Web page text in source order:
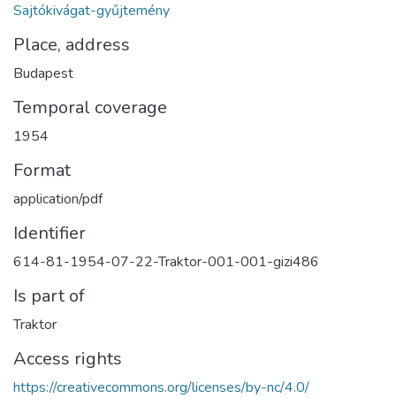
Sajtókivágat-gyűjtemény
Place, address
Budapest
Temporal coverage
1954
Format
application/pdf
Identifier
614-81-1954-07-22-Traktor-001-001-gizi486
Is part of
Traktor
Access rights
https://creativecommons.org/licenses/by-nc/4.0/